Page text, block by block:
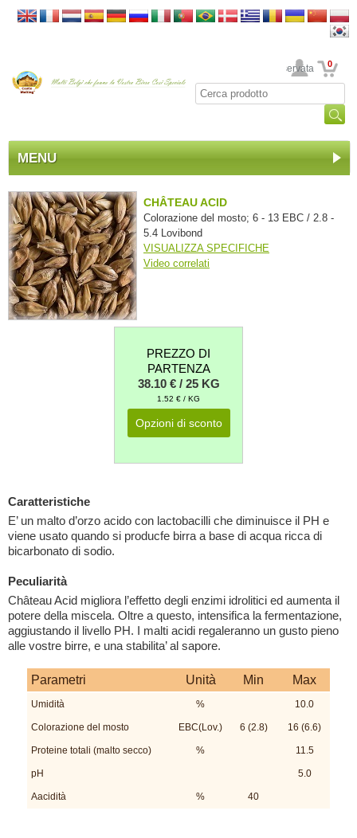
La sua area riservata 0
MENU
CHÂTEAU ACID
Colorazione del mosto; 6 - 13 EBC / 2.8 -
5.4 Lovibond
VISUALIZZA SPECIFICHE
Video correlati
PREZZO DI
PARTENZA
38.10 € / 25 KG
1.52 € / KG
Opzioni di sconto
Caratteristiche
E’ un malto d’orzo acido con lactobacilli che diminuisce il PH e
viene usato quando si producfe birra a base di acqua ricca di
bicarbonato di sodio.
Peculiarità
Château Acid migliora l’effetto degli enzimi idrolitici ed aumenta il
potere della miscela. Oltre a questo, intensifica la fermentazione,
aggiustando il livello PH. I malti acidi regaleranno un gusto pieno
alle vostre birre, e una stabilita’ al sapore.
Parametri Unità Min Max
Umidità % 10.0
Colorazione del mosto EBC(Lov.) 6 (2.8) 16 (6.6)
Proteine totali (malto secco) % 11.5
pH 5.0
Aacidità % 40